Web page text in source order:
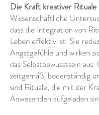
Die Kraft kreativer Rituale
Wissenschaftliche
dass die Integration von
Leben effektiv ist: Sie
Angstgefühle und wirken
das Selbstbewusstsein aus.
zeitgemäß, bodenständig
sind Rituale, die mit der
Anwesenden aufgeladen